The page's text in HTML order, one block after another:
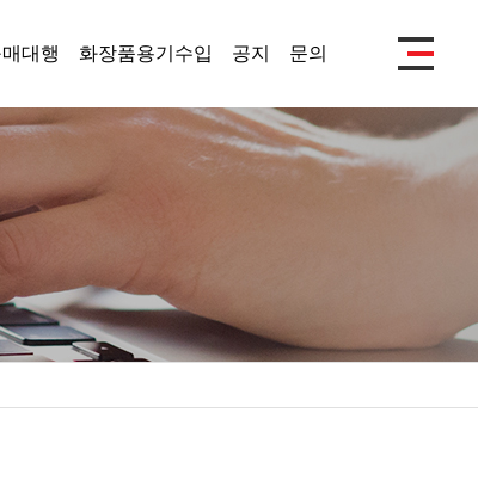
대행 화장품용기수입 공지 문의